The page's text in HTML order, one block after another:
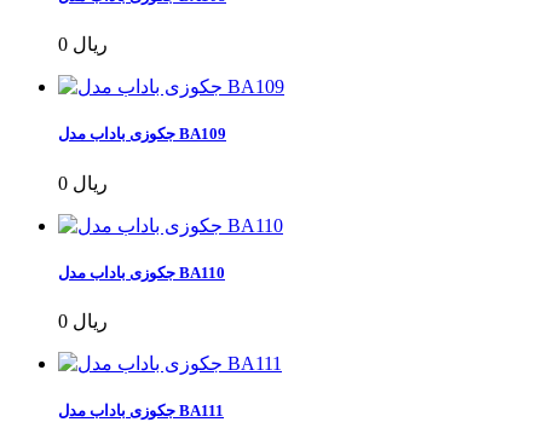
0 ریال
جکوزی باداب مدل BA109
0 ریال
جکوزی باداب مدل BA110
0 ریال
جکوزی باداب مدل BA111